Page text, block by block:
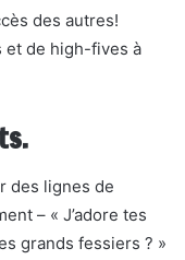
des autres!
et de high-fives à
des lignes de
– « J’adore tes
grands fessiers ? »